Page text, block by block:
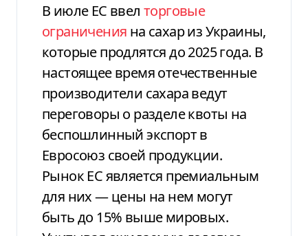
В июле ЕС ввел торговые
ограничения на сахар из Украины,
которые продлятся до 2025 года. В
настоящее время отечественные
производители сахара ведут
переговоры о разделе квоты на
беспошлинный экспорт в
Евросоюз своей продукции.
Рынок ЕС является премиальным
для них — цены на нем могут
быть до 15% выше мировых.